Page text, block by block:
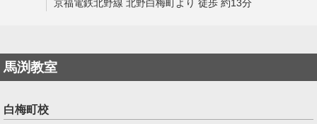
京福電鉄北野線 北野白梅町より 徒歩 約13分
馬渕教室
白梅町校